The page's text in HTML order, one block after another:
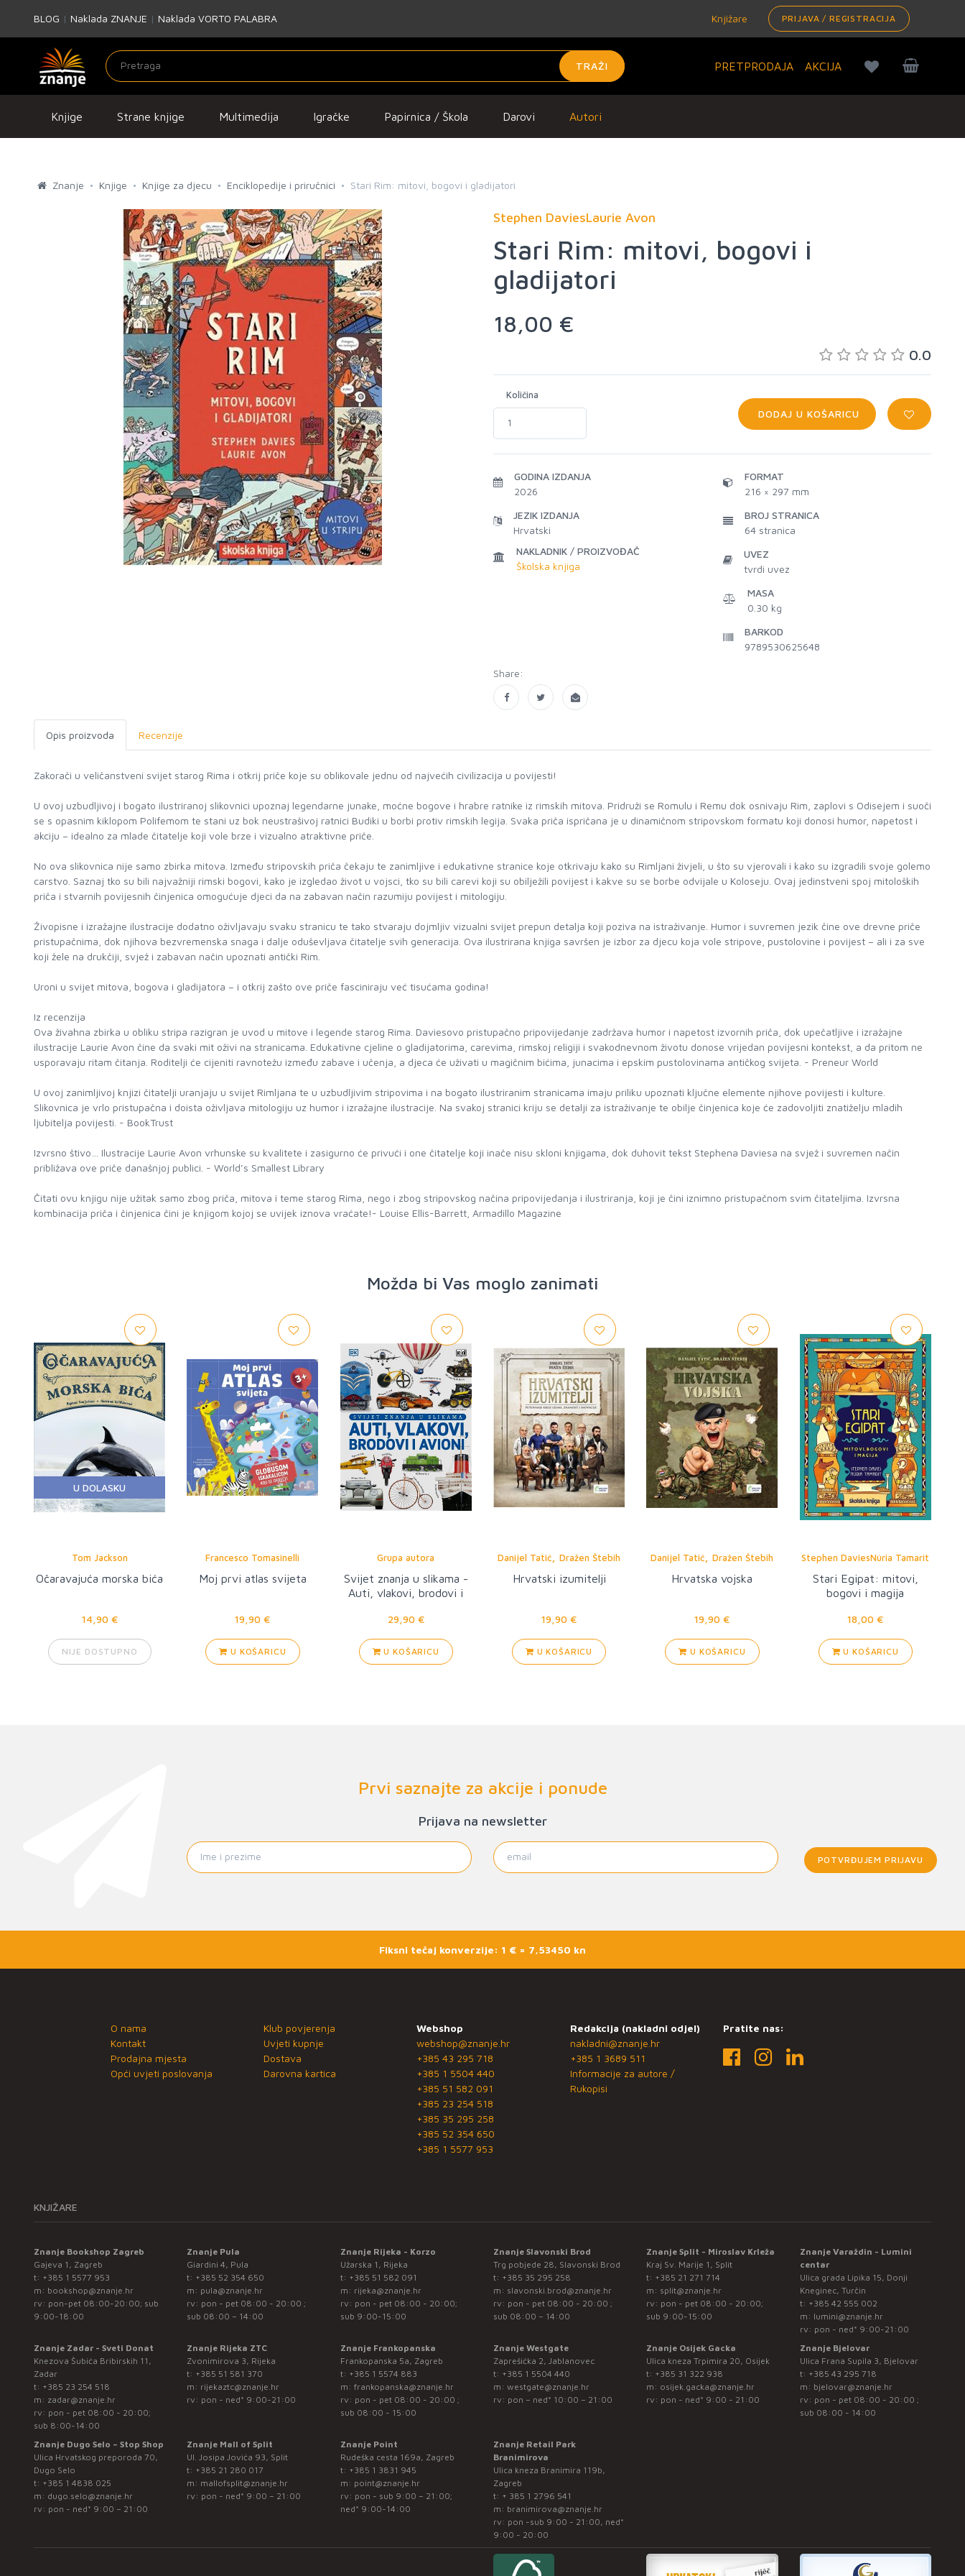
BLOG | Naklada ZNANJE | Naklada VORTO PALABRA Knjižare PRIJAVA / REGISTRACIJA
TRAŽI PRETPRODAJA AKCIJA
Knjige Strane knjige Multimedija Igračke Papirnica / Škola Darovi Autori
Znanje Knjige Knjige za djecu Enciklopedije i priručnici Stari Rim: mitovi, bogovi i gladijatori
Stephen DaviesLaurie Avon
Stari Rim: mitovi, bogovi i
gladijatori
18,00 €
0.0
Količina
DODAJ U KOŠARICU
GODINA IZDANJA
2026
JEZIK IZDANJA
Hrvatski
NAKLADNIK / PROIZVOĐAČ
Školska knjiga
FORMAT
216 × 297 mm
BROJ STRANICA
64 stranica
UVEZ
tvrdi uvez
MASA
0.30 kg
BARKOD
9789530625648
Share:
Opis proizvoda Recenzije
Zakorači u veličanstveni svijet starog Rima i otkrij priče koje su oblikovale jednu od najvećih civilizacija u povijesti!
U ovoj uzbudljivoj i bogato ilustriranoj slikovnici upoznaj legendarne junake, moćne bogove i hrabre ratnike iz rimskih mitova. Pridruži se Romulu i Remu dok osnivaju Rim, zaplovi s Odisejem i suoči
se s opasnim kiklopom Polifemom te stani uz bok neustrašivoj ratnici Budiki u borbi protiv rimskih legija. Svaka priča ispričana je u dinamičnom stripovskom formatu koji donosi humor, napetost i
akciju – idealno za mlade čitatelje koji vole brze i vizualno atraktivne priče.
No ova slikovnica nije samo zbirka mitova. Između stripovskih priča čekaju te zanimljive i edukativne stranice koje otkrivaju kako su Rimljani živjeli, u što su vjerovali i kako su izgradili svoje golemo
carstvo. Saznaj tko su bili najvažniji rimski bogovi, kako je izgledao život u vojsci, tko su bili carevi koji su obilježili povijest i kakve su se borbe odvijale u Koloseju. Ovaj jedinstveni spoj mitoloških
priča i stvarnih povijesnih činjenica omogućuje djeci da na zabavan način razumiju povijest i mitologiju.
Živopisne i izražajne ilustracije dodatno oživljavaju svaku stranicu te tako stvaraju dojmljiv vizualni svijet prepun detalja koji poziva na istraživanje. Humor i suvremen jezik čine ove drevne priče
pristupačnima, dok njihova bezvremenska snaga i dalje oduševljava čitatelje svih generacija. Ova ilustrirana knjiga savršen je izbor za djecu koja vole stripove, pustolovine i povijest – ali i za sve
koji žele na drukčiji, svjež i zabavan način upoznati antički Rim.
Uroni u svijet mitova, bogova i gladijatora – i otkrij zašto ove priče fasciniraju već tisućama godina!
Iz recenzija
Ova živahna zbirka u obliku stripa razigran je uvod u mitove i legende starog Rima. Daviesovo pristupačno pripovijedanje zadržava humor i napetost izvornih priča, dok upečatljive i izražajne
ilustracije Laurie Avon čine da svaki mit oživi na stranicama. Edukativne cjeline o gladijatorima, carevima, rimskoj religiji i svakodnevnom životu donose vrijedan povijesni kontekst, a da pritom ne
usporavaju ritam čitanja. Roditelji će cijeniti ravnotežu između zabave i učenja, a djeca će uživati u magičnim bićima, junacima i epskim pustolovinama antičkog svijeta. - Preneur World
U ovoj zanimljivoj knjizi čitatelji uranjaju u svijet Rimljana te u uzbudljivim stripovima i na bogato ilustriranim stranicama imaju priliku upoznati ključne elemente njihove povijesti i kulture.
Slikovnica je vrlo pristupačna i doista oživljava mitologiju uz humor i izražajne ilustracije. Na svakoj stranici kriju se detalji za istraživanje te obilje činjenica koje će zadovoljiti znatiželju mladih
ljubitelja povijesti. - BookTrust
Izvrsno štivo… Ilustracije Laurie Avon vrhunske su kvalitete i zasigurno će privući i one čitatelje koji inače nisu skloni knjigama, dok duhovit tekst Stephena Daviesa na svjež i suvremen način
približava ove priče današnjoj publici. - World’s Smallest Library
Čitati ovu knjigu nije užitak samo zbog priča, mitova i teme starog Rima, nego i zbog stripovskog načina pripovijedanja i ilustriranja, koji je čini iznimno pristupačnom svim čitateljima. Izvrsna
kombinacija priča i činjenica čini je knjigom kojoj se uvijek iznova vraćate!- Louise Ellis-Barrett, Armadillo Magazine
Možda bi Vas moglo zanimati
U DOLASKU
Tom Jackson
Očaravajuća morska bića
14,90 €
NIJE DOSTUPNO
Francesco Tomasinelli
Moj prvi atlas svijeta
19,90 €
U KOŠARICU
Grupa autora
Svijet znanja u slikama -
Auti, vlakovi, brodovi i
29,90 €
U KOŠARICU
Danijel Tatić ,Dražen Štebih
Hrvatski izumitelji
19,90 €
U KOŠARICU
Danijel Tatić ,Dražen Štebih
Hrvatska vojska
19,90 €
U KOŠARICU
Stephen DaviesNúria Tamarit
Stari Egipat: mitovi,
bogovi i magija
18,00 €
U KOŠARICU
Prvi saznajte za akcije i ponude
Prijava na newsletter
POTVRĐUJEM PRIJAVU
Fiksni tečaj konverzije: 1 € = 7,53450 kn
O nama
Kontakt
Prodajna mjesta
Opći uvjeti poslovanja
Klub povjerenja
Uvjeti kupnje
Dostava
Darovna kartica
Webshop
webshop@znanje.hr
+385 43 295 718
+385 1 5504 440
+385 51 582 091
+385 23 254 518
+385 35 295 258
+385 52 354 650
+385 1 5577 953
Redakcija (nakladni odjel)
nakladni@znanje.hr
+385 1 3689 511
Informacije za autore /
Rukopisi
Pratite nas:
KNJIŽARE
Znanje Bookshop Zagreb
Gajeva 1, Zagreb
t: +385 1 5577 953
m: bookshop@znanje.hr
rv: pon-pet 08:00-20:00; sub
9:00-18:00
Znanje Pula
Giardini 4, Pula
t: +385 52 354 650
m: pula@znanje.hr
rv: pon - pet 08:00 - 20:00 ;
sub 08:00 – 14:00
Znanje Rijeka - Korzo
Užarska 1, Rijeka
t: +385 51 582 091
m: rijeka@znanje.hr
rv: pon - pet 08:00 - 20:00;
sub 9:00-15:00
Znanje Slavonski Brod
Trg pobjede 28, Slavonski Brod
t: +385 35 295 258
m: slavonski.brod@znanje.hr
rv: pon - pet 08:00 - 20:00 ;
sub 08:00 – 14:00
Znanje Split - Miroslav Krleža
Kraj Sv. Marije 1, Split
t: +385 21 271 714
m: split@znanje.hr
rv: pon - pet 08:00 - 20:00;
sub 9:00-15:00
Znanje Varaždin - Lumini
centar
Ulica grada Lipika 15, Donji
Kneginec, Turčin
t: +385 42 555 002
m: lumini@znanje.hr
rv: pon - ned* 9:00-21:00
Znanje Zadar - Sveti Donat
Knezova Šubića Bribirskih 11,
Zadar
t: +385 23 254 518
m: zadar@znanje.hr
rv: pon - pet 08:00 - 20:00;
sub 8:00-14:00
Znanje Rijeka ZTC
Zvonimirova 3, Rijeka
t: +385 51 581 370
m: rijekaztc@znanje.hr
rv: pon - ned* 9:00-21:00
Znanje Frankopanska
Frankopanska 5a, Zagreb
t: +385 1 5574 883
m: frankopanska@znanje.hr
rv: pon - pet 08:00 - 20:00 ;
sub 08:00 - 15:00
Znanje Westgate
Zaprešićka 2, Jablanovec
t: +385 1 5504 440
m: westgate@znanje.hr
rv: pon – ned* 10:00 – 21:00
Znanje Osijek Gacka
Ulica kneza Trpimira 20, Osijek
t: +385 31 322 938
m: osijek.gacka@znanje.hr
rv: pon - ned* 9:00 - 21:00
Znanje Bjelovar
Ulica Frana Supila 3, Bjelovar
t: +385 43 295 718
m: bjelovar@znanje.hr
rv: pon - pet 08:00 - 20:00 ;
sub 08:00 - 14:00
Znanje Dugo Selo – Stop Shop
Ulica Hrvatskog preporoda 70,
Dugo Selo
t: +385 1 4838 025
m: dugo.selo@znanje.hr
rv: pon - ned* 9:00 – 21:00
Znanje Mall of Split
Ul. Josipa Jovića 93, Split
t: +385 21 280 017
m: mallofsplit@znanje.hr
rv: pon - ned* 9:00 – 21:00
Znanje Point
Rudeška cesta 169a, Zagreb
t: +385 1 3831 945
m: point@znanje.hr
rv: pon - sub 9:00 – 21:00;
ned* 9:00-14:00
Znanje Retail Park
Branimirova
Ulica kneza Branimira 119b,
Zagreb
t: + 385 1 2796 541
m: branimirova@znanje.hr
rv: pon -sub 9:00 - 21:00, ned*
9:00 - 20:00